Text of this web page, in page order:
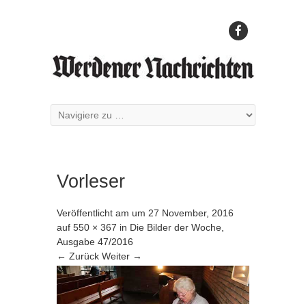
Vorleser
Veröffentlicht am um 27 November, 2016
auf 550 × 367 in Die Bilder der Woche,
Ausgabe 47/2016
← Zurück Weiter →